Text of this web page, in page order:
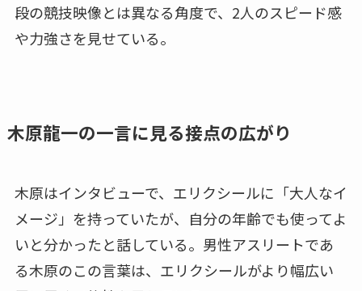
段の競技映像とは異なる角度で、2人のスピード感
や力強さを見せている。
木原龍一の一言に見る接点の広がり
木原はインタビューで、エリクシールに「大人なイ
メージ」を持っていたが、自分の年齢でも使ってよ
いと分かったと話している。男性アスリートであ
る木原のこの言葉は、エリクシールがより幅広い